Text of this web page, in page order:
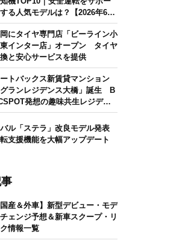
する人気モデルは？【2026年6月
にタイヤ専門店「ビーライン小
インター店」オープン タイヤ
と安心サービスを提供
トバックス新賃貸マンション
グランレジデンス大橋」誕生 B
発想の趣味共生レジデン
ル「ステラ」改良モデル発表
支援機能を大幅アップデート
国産＆外車】新型デビュー・モデ
ェンジ予想＆新車スクープ・リ
情報一覧